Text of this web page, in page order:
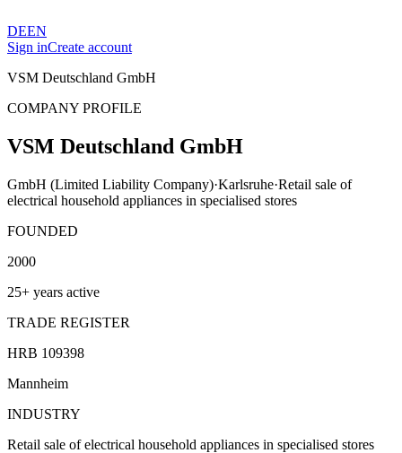
DEEN
Sign inCreate account
VSM Deutschland GmbH
COMPANY PROFILE
VSM Deutschland GmbH
GmbH (Limited Liability Company)·Karlsruhe·Retail sale of
electrical household appliances in specialised stores
FOUNDED
2000
25+ years active
TRADE REGISTER
HRB 109398
Mannheim
INDUSTRY
Retail sale of electrical household appliances in specialised stores